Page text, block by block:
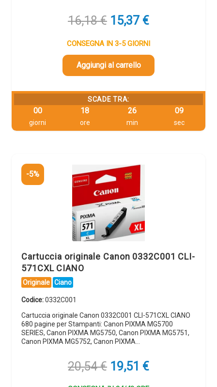
16,18€ Il
originale
era:
16,18 €.
15,37 €Il
attuale
è:
CONSEGNA IN 3-5 GIORNI
Aggiungi al carrello
SCADE TRA:
00
giorni
18
ore
26
min
08
sec
-5%
Cartuccia originale Canon 0332C001 CLI-
571CXL CIANO
Originale Ciano
Codice:0332C001
Cartuccia originale Canon 0332C001 CLI-571CXL CIANO
680 pagine per Stampanti: Canon PIXMA MG5700
SERIES, Canon PIXMA MG5750, Canon PIXMA MG5751,
Canon PIXMA MG5752, Canon PIXMA…
20,54€ Il
19,51 €Il